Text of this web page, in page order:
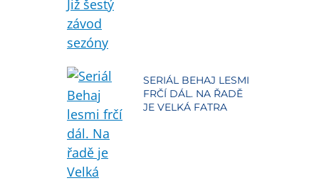
SERIÁL BEHAJ LESMI
FRČÍ DÁL. NA ŘADĚ
JE VELKÁ FATRA